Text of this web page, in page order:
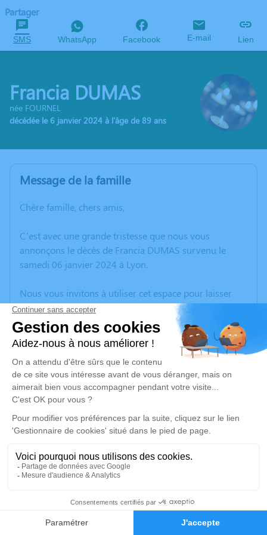
Faire-part Hommages
Partager
SMS WhatsApp Facebook E-mail Lien
Francia DUMAS
née FOURNEL
décédée le 6 janvier 2024 à l'âge de 89 ans
Message de la famille
Chère famille, chers amis,
C’est avec une grande tristesse que nous vous
annonçons le décès de Francia DUMAS survenu le
samedi 06 janvier 2024 à Lyon.
Nous vous invitons à utiliser cet espace pour laisser
vos condoléances, partager des photos souvenirs, une
anecdote ou exprimer vos pensées à travers des
poèmes ou des textes. Cet endroit est un lieu
d'expression dédié à honorer la mémoire de Francia
DUMAS.
Cérémonie civile
Crématorium de Montmartre de Saint-Étienne
43 Rue Alfred Colombet
Je rends hommage